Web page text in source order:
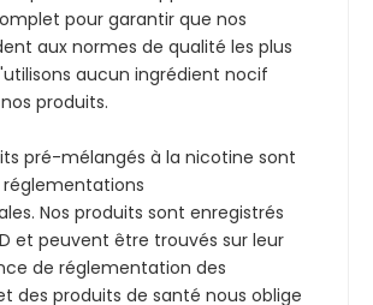
pour garantir que nos
aux normes de qualité les plus
aucun ingrédient nocif
produits.
pré-mélangés à la nicotine sont
Nos produits sont enregistrés
et peuvent être trouvés sur leur
de réglementation des
des produits de santé nous oblige